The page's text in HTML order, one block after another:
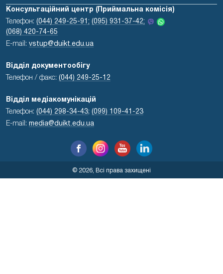
Консультаційний центр (Приймальна комісія)
Телефон: (044) 249-25-91; (095) 931-37-42;
(068) 420-74-65
E-mail: vstup@duikt.edu.ua
Відділ документообігу
Телефон / факс: (044) 249-25-12
Відділ медіакомунікацій
Телефон: (044) 298-34-43; (099) 109-41-23
E-mail: media@duikt.edu.ua
© 2026, Всі права захищені